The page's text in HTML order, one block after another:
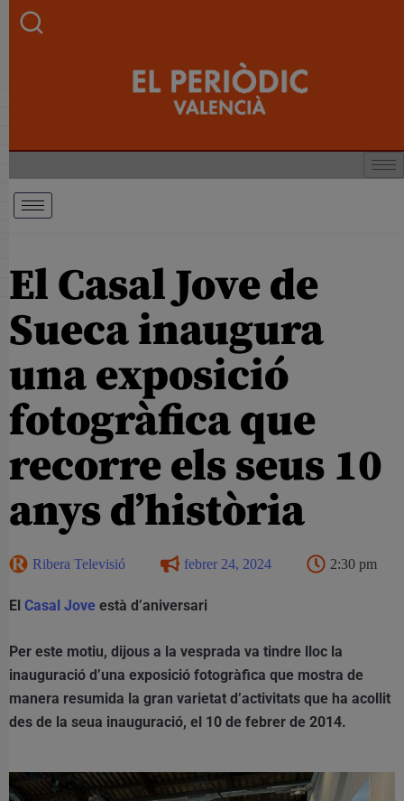
El Casal Jove de
Sueca inaugura
una exposició
fotogràfica que
recorre els seus 10
anys d’història
Ribera Televisió febrer 24, 2024 2:30 pm
El Casal Jove està d’aniversari
Per este motiu, dijous a la vesprada va tindre lloc la
inauguració d’una exposició fotogràfica que mostra de
manera resumida la gran varietat d’activitats que ha acollit
des de la seua inauguració, el 10 de febrer de 2014.